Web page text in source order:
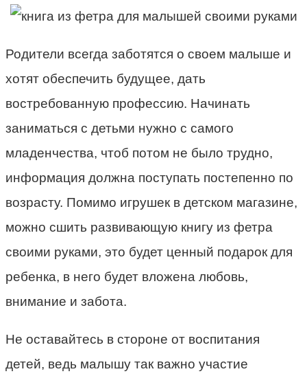
Родители всегда заботятся о своем малыше и
хотят обеспечить будущее, дать
востребованную профессию. Начинать
заниматься с детьми нужно с самого
младенчества, чтоб потом не было трудно,
информация должна поступать постепенно по
возрасту. Помимо игрушек в детском магазине,
можно сшить развивающую книгу из фетра
своими руками, это будет ценный подарок для
ребенка, в него будет вложена любовь,
внимание и забота.
Не оставайтесь в стороне от воспитания
детей, ведь малышу так важно участие